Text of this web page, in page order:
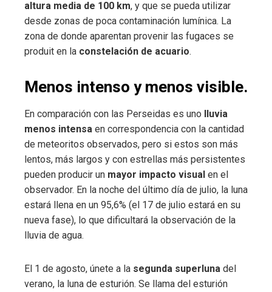
altura media de 100 km, y que se pueda utilizar
desde zonas de poca contaminación lumínica. La
zona de donde aparentan provenir las fugaces se
produit en la constelación de acuario.
Menos intenso y menos visible.
En comparación con las Perseidas es uno lluvia
menos intensa en correspondencia con la cantidad
de meteoritos observados, pero si estos son más
lentos, más largos y con estrellas más persistentes
pueden producir un mayor impacto visual en el
observador. En la noche del último día de julio, la luna
estará llena en un 95,6% (el 17 de julio estará en su
nueva fase), lo que dificultará la observación de la
lluvia de agua.
El 1 de agosto, únete a la segunda superluna del
verano, la luna de esturión. Se llama del esturión